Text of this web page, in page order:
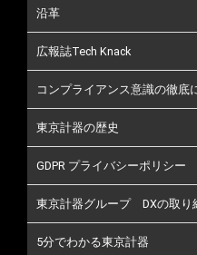
沿革
広報誌Tech Knack
コンプライアンス意識の徹底
東京計器の歴史
GDPR プライバシーポリシー
東京計器グループ DXの取り
5分でわかる東京計器